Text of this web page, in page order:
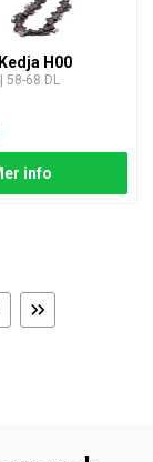
H00
58-68 DL
info
Sista
sidan